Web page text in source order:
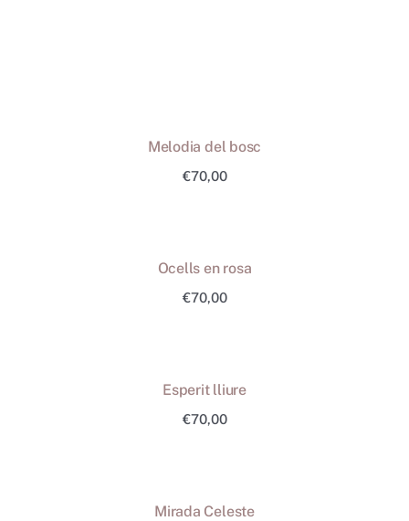
Melodia del bosc
€70,00
Ocells en rosa
€70,00
Esperit lliure
€70,00
Mirada Celeste